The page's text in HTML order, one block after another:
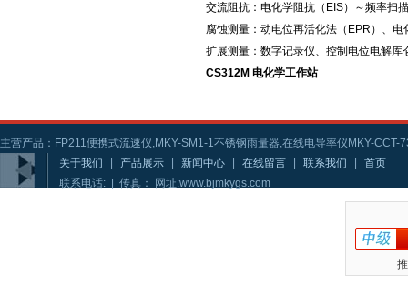
交流阻抗：电化学阻抗（EIS）～频率扫
腐蚀测量：动电位再活化法（EPR）、
扩展测量：数字记录仪、控制电位电解库
CS312M 电化学工作站
主营产品：FP211便携式流速仪,MKY-SM1-1不锈钢雨量器,在线电导率仪MKY-CCT-
关于我们
产品展示 新闻中心 在线留言 联系我们
首页
联系电话: | 传真： 网址:www.bjmkygs.com